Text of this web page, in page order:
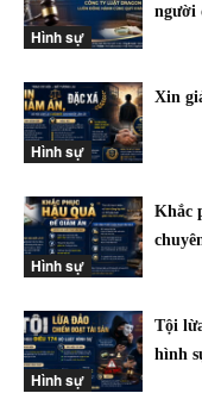
Hình sự
người
Hình sự
Xin
Hình sự
Khắc
Hình sự
Tội
hình